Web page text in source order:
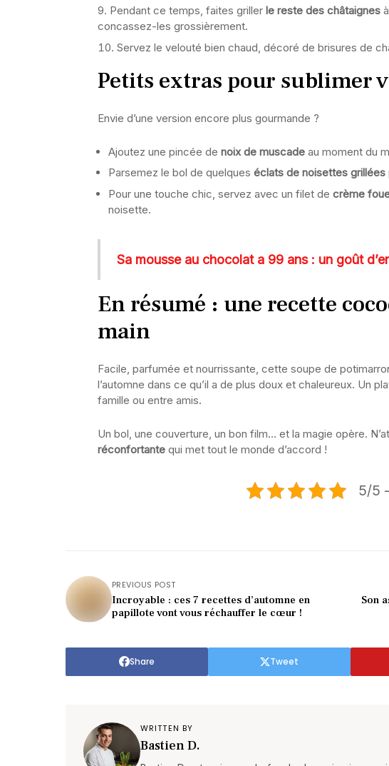
Pendant ce temps, faites griller le reste des châtaignes
concassez-les grossièrement.
Servez le velouté bien chaud, décoré de brisures de
Petits extras pour sublimer
Envie d’une version encore plus gourmande ?
Ajoutez une pincée de noix de muscade au moment du
Parsemez le bol de quelques éclats de noisettes grillées
Pour une touche chic, servez avec un filet de crème
noisette.
Sa mousse au chocolat a 99 ans : un goût
En résumé : une recette
main
Facile, parfumée et nourrissante, cette soupe de
l’automne dans ce qu’il a de plus doux et chaleureux. Un
famille ou entre amis.
Un bol, une couverture, un bon film… et la magie opère.
réconfortante qui met tout le monde d’accord !
5/5
PREVIOUS POST
Incroyable : ces 7 recettes d’automne en
papillote vont vous réchauffer le cœur !
Son
Share Tweet
WRITTEN BY
Bastien D.